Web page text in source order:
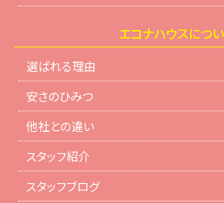
エコナハウスにつ
選ばれる理由
安さのひみつ
他社との違い
スタッフ紹介
スタッフブログ